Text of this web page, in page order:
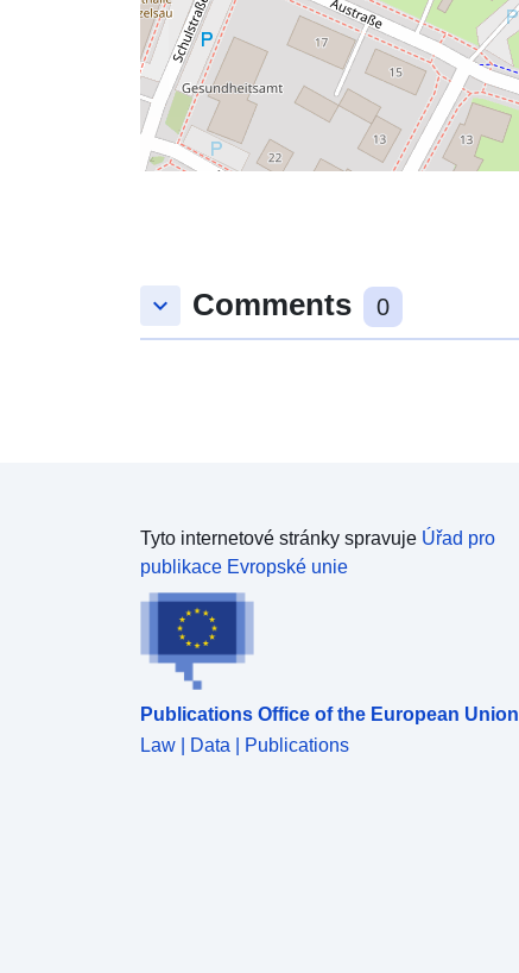
keyboard_arrow_down Comments 0
Tyto internetové stránky spravuje Úřad pro
publikace Evropské unie
Publications Office of the European Union
Law | Data | Publications